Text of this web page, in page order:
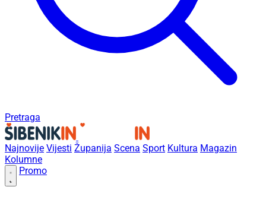
Pretraga
Najnovije Vijesti Županija Scena Sport Kultura Magazin
Kolumne
Promo